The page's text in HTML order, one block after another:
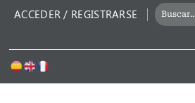
ACCEDER / REGISTRARSE
BUSCAR
POR: